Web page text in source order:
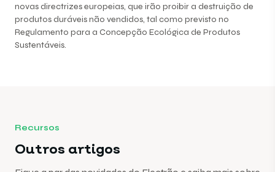
novas directrizes europeias, que irão proibir a destruição de
produtos duráveis não vendidos, tal como previsto no
Regulamento para a Concepção Ecológica de Produtos
Sustentáveis.
Recursos
Outros artigos